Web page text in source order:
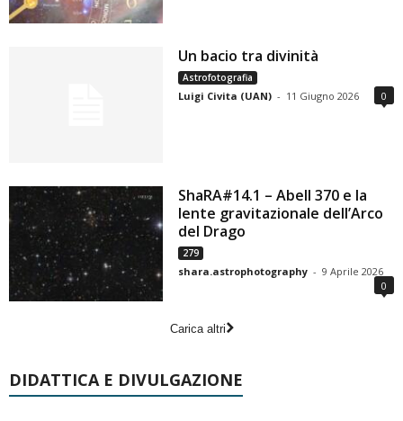
Un bacio tra divinità
Astrofotografia
Luigi Civita (UAN) - 11 Giugno 2026 0
ShaRA#14.1 – Abell 370 e la
lente gravitazionale dell’Arco
del Drago
279
shara.astrophotography - 9 Aprile 2026
0
Carica altri
DIDATTICA E DIVULGAZIONE